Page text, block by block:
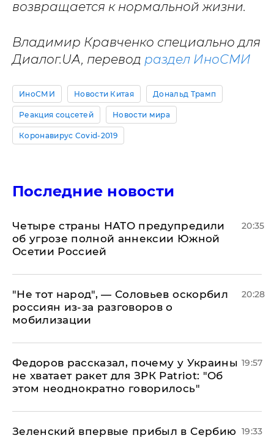
возвращается к нормальной жизни.
Владимир Кравченко специально для
Диалог.UА, перевод раздел ИноСМИ
ИноСМИ Новости Китая Дональд Трамп
Реакция соцсетей Новости мира
Коронавирус Covid-2019
Последние новости
Четыре страны НАТО предупредили
об угрозе полной аннексии Южной
Осетии Россией
20:35
​"Не тот народ", — Соловьев оскорбил
россиян из-за разговоров о
мобилизации
20:28
Федоров рассказал, почему у Украины
не хватает ракет для ЗРК Patriot: "Об
этом неоднократно говорилось"
19:57
Зеленский впервые прибыл в Сербию 19:33